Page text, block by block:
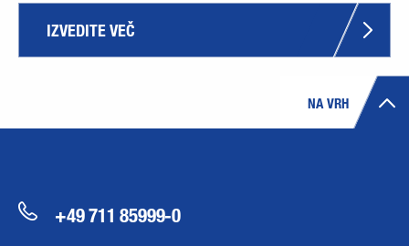
IZVEDITE VEČ
NA VRH
+49 711 85999-0